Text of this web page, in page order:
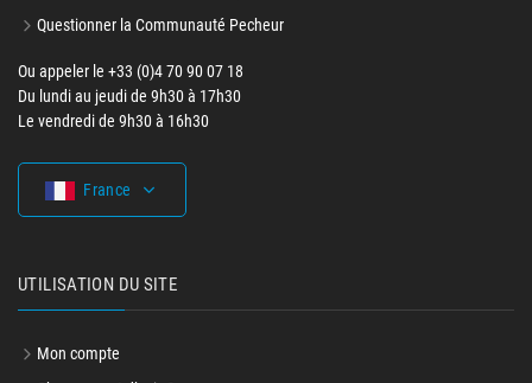
Questionner la Communauté Pecheur
Ou appeler le +33 (0)4 70 90 07 18
Du lundi au jeudi de 9h30 à 17h30
Le vendredi de 9h30 à 16h30
France
UTILISATION DU SITE
Mon compte